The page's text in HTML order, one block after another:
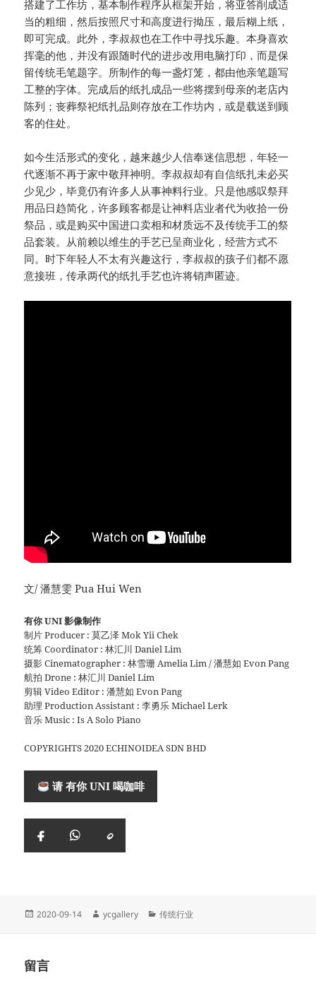
搭建了工作坊，基本制作程序从框架开始，将亚答削成适
当的粗细，然后按照尺寸和高度进行拗压，最后糊上纸，
即可完成。此外，李叔叔也在工作中寻找乐趣。本身喜欢
挥毫的他，并没有跟随时代的进步改用电脑打印，而是保
留传统毛笔题字。所制作的每一盏灯笼，都由他亲笔题写
工整的字体。完成后的纸扎成品一些将摆到母亲的老店内
陈列；丧葬祭祀纸扎品则存放在工作坊内，或是载送到顾
客的住处。
如今生活形式的变化，越来越少人信奉迷信思想，年轻一
代逐渐不再于家中敬拜神明。李叔叔却有自信纸扎未必买
少见少，毕竟仍有许多人从事神料行业。只是他感叹祭拜
用品日趋简化，许多顾客都是让神料店业者代为收拾一份
祭品，或是购买中国进口卖相和材质远不及传统手工的祭
品套装。从前赖以维生的手艺已呈商业化，经营方式不
同。时下年轻人不太有兴趣这行，李叔叔的孩子们都不愿
意接班，传承两代的纸扎手艺也许将销声匿迹。
文/ 潘慧雯 Pua Hui Wen
有你 UNI 影像制作
制片 Producer : 莫乙泽 Mok Yii Chek
统筹 Coordinator : 林汇川 Daniel Lim
摄影 Cinematographer : 林雪珊 Amelia Lim / 潘慧如 Evon Pang
航拍 Drone : 林汇川 Daniel Lim
剪辑 Video Editor : 潘慧如 Evon Pang
助理 Production Assistant : 李勇乐 Michael Lerk
音乐 Music : Is A Solo Piano
COPYRIGHTS 2020 ECHINOIDEA SDN BHD
请 有你 UNI 喝咖啡
FacebookWhatsApp
复
制
Posted
2020-09-14 Author
ycgallery Categories
传统行业
留言